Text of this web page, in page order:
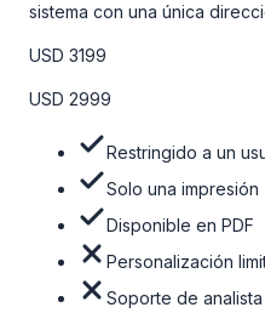
sistema con una única
la tabla de precios a
USD 3199
USD 2999
Restringido a un
Solo una impresión
Disponible en PDF
Personalización
Soporte de